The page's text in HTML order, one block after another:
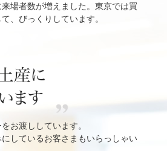
場者数が増えました。東京では買
、びっくりしています。
お渡ししています。
しているお客さまもいらっしゃい